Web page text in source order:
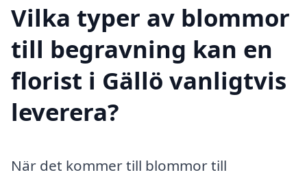
Vilka typer av blommor
till begravning kan en
florist i Gällö vanligtvis
leverera?
När det kommer till blommor till